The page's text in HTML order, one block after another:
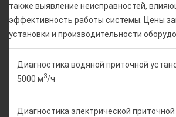
также выявление неисправностей,
эффективность работы системы. Цены
установки и производительности
Диагностика водяной приточной
5000 м3/ч
Диагностика электрической приточной